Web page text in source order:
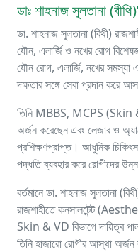
ডাঃ শাহনাজ সুলতানা
ডা. শাহনাজ সুলতানা (বিথী)
যৌন, এলার্জি ও নখের রোগ
যৌন রোগ, এলার্জি, নখের সমস্যা
দক্ষতার সঙ্গে সেবা প্রদান করে
তিনি MBBS, MCPS
অর্জন করেছেন এবং লেজার ও
প্রশিক্ষণপ্রাপ্ত। আধুনিক
পদ্ধতি ব্যবহার করে রোগীদের
বর্তমানে ডা. শাহনাজ সুলতানা
রাজশাহীতে কনসালটেন্ট
Skin & VD বিভাগে দায়িত্ব
তিনি হাজারো রোগীর আস্থা